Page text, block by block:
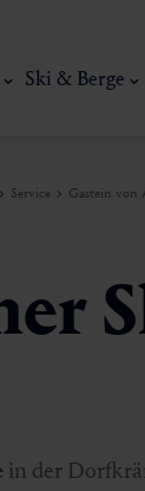
Ski & Berge
Service Gastein von
in der